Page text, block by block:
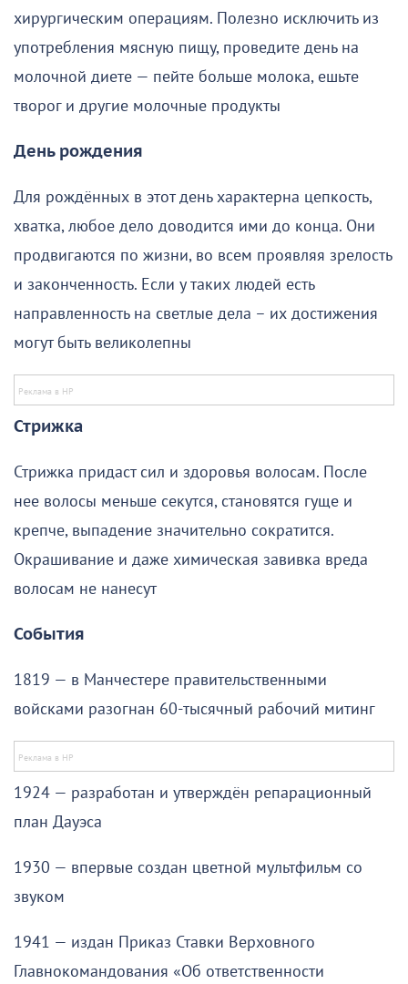
хирургическим операциям. Полезно исключить из
употребления мясную пищу, проведите день на
молочной диете — пейте больше молока, ешьте
творог и другие молочные продукты
День рождения
Для рождённых в этот день характерна цепкость,
хватка, любое дело доводится ими до конца. Они
продвигаются по жизни, во всем проявляя зрелость
и законченность. Если у таких людей есть
направленность на светлые дела – их достижения
могут быть великолепны
Стрижка
Стрижка придаст сил и здоровья волосам. После
нее волосы меньше секутся, становятся гуще и
крепче, выпадение значительно сократится.
Окрашивание и даже химическая завивка вреда
волосам не нанесут
События
1819 — в Манчестере правительственными
войсками разогнан 60-тысячный рабочий митинг
1924 — разработан и утверждён репарационный
план Дауэса
1930 — впервые создан цветной мультфильм со
звуком
1941 — издан Приказ Ставки Верховного
Главнокомандования «Об ответственности